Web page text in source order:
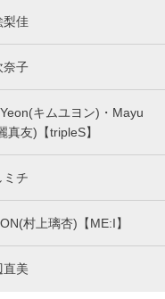
梨佳
奈子
キムユヨン)・Mayu
真友)【tripleS】
ミチ
村上璃杏)【ME:I】
直美